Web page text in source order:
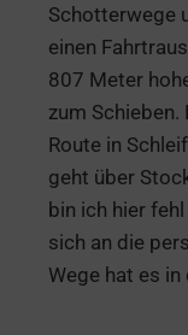
Schotterwege
einen
807 Meter
zum Schieben.
Route in
geht über
bin ich hier
sich an die
Wege hat es